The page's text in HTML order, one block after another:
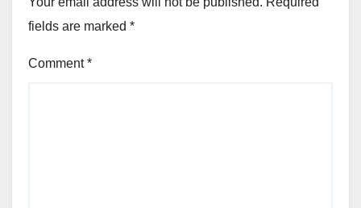
fields are marked *
Comment*